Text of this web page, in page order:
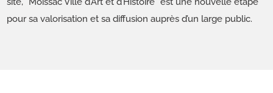
pour sa val­ori­sa­tion et sa dif­fu­sion auprès d’un large public.